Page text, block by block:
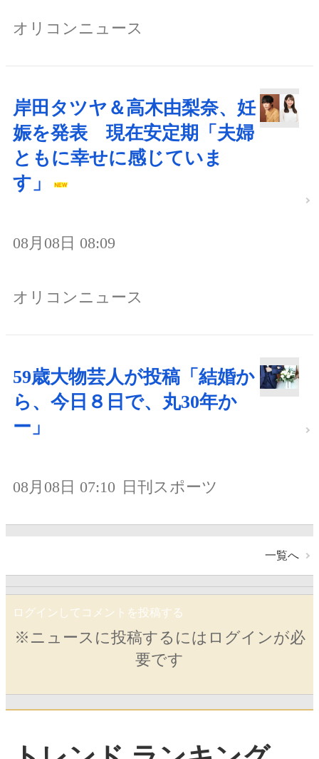
オリコンニュース
岸田タツヤ＆高木由梨奈、妊
娠を発表 現在安定期「夫婦
ともに幸せに感じていま
す」
08月08日 08:09
オリコンニュース
59歳大物芸人が投稿「結婚か
ら、今日８日で、丸30年か
ー」
08月08日 07:10 日刊スポーツ
一覧へ
ログインしてコメントを投稿する
※ニュースに投稿するにはログインが必
要です